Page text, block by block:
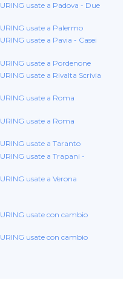
usate a Padova - Due
usate a Palermo
usate a Pavia - Casei
usate a Pordenone
usate a Rivalta Scrivia
usate a Roma
usate a Roma
usate a Taranto
usate a Trapani -
usate a Verona
usate con cambio
usate con cambio